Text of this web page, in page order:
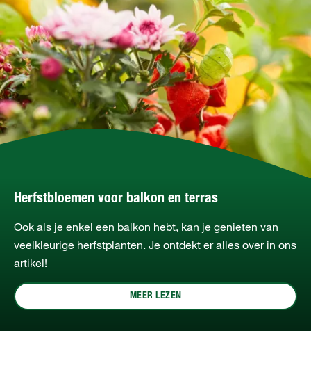
Herfstbloemen voor balkon en terras
Ook als je enkel een balkon hebt, kan je genieten van
veelkleurige herfstplanten. Je ontdekt er alles over in ons
artikel!
MEER LEZEN